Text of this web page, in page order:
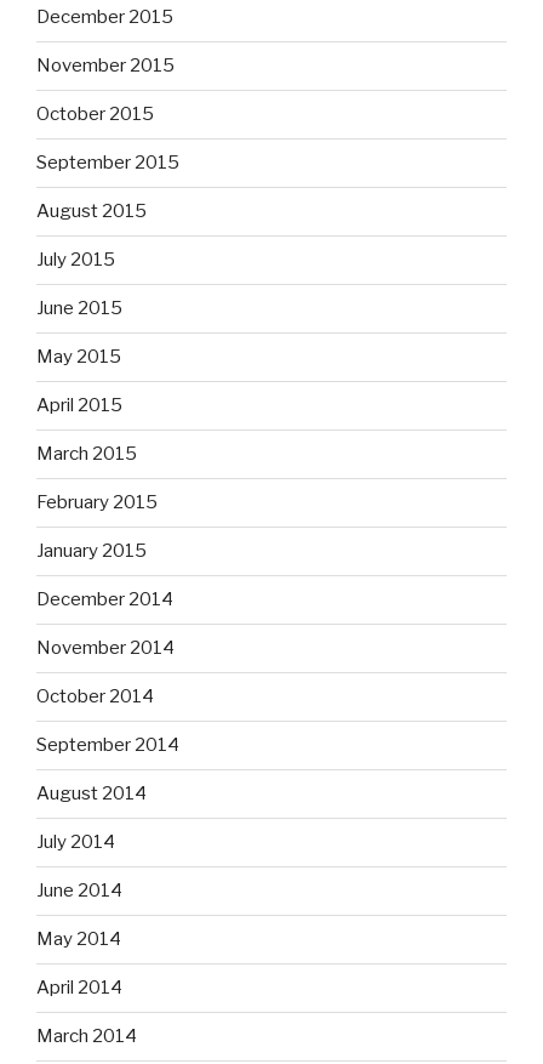
December 2015
November 2015
October 2015
September 2015
August 2015
July 2015
June 2015
May 2015
April 2015
March 2015
February 2015
January 2015
December 2014
November 2014
October 2014
September 2014
August 2014
July 2014
June 2014
May 2014
April 2014
March 2014